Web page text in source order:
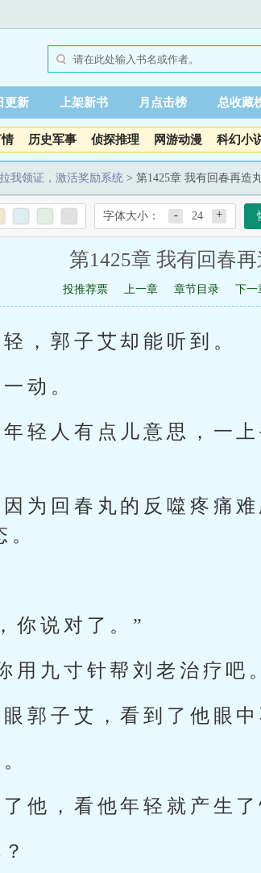
更新 上架新书 月点击榜 总收藏
历史军事 侦探推理 网游动漫 科幻小
我领证，激活奖励系统 > 第1425章 我有回春再造
字体大小： - 24 +
第1425章 我有回春
投推荐票 上一章 章节目录 下一
，郭子艾却能听到。
动。
轻人有点儿意思，一
为回春丸的反噬疼痛
你说对了。”
用九寸针帮刘老治疗吧
郭子艾，看到了他眼
他，看他年轻就产生了